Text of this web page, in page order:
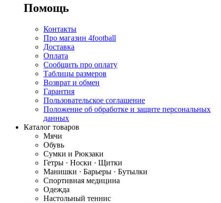
Помощь
Контакты
Про магазин 4football
Доставка
Оплата
Сообщить про оплату
Таблицы размеров
Возврат и обмен
Гарантия
Пользовательское соглашение
Положение об обработке и защите персональных
данных
Каталог товаров
Мячи
Обувь
Сумки и Рюкзаки
Гетры · Носки · Щитки
Манишки · Барьеры · Бутылки
Спортивная медицина
Одежда
Настольный теннис